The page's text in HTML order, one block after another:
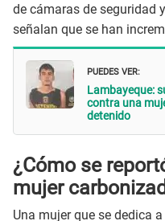
de cámaras de seguridad
señalan que se han
PUEDES VER:
Lambayeque:
contra una
detenido
¿Cómo se
mujer
Una mujer que se dedica